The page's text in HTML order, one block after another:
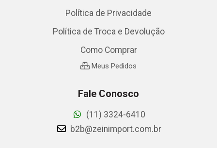
Política de Privacidade
Política de Troca e Devolução
Como Comprar
Meus Pedidos
Fale Conosco
(11) 3324-6410
b2b@zeinimport.com.br